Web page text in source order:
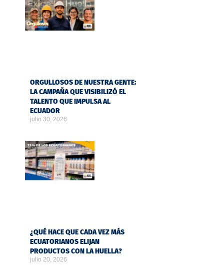
ORGULLOSOS DE NUESTRA GENTE:
LA CAMPAÑA QUE VISIBILIZÓ EL
TALENTO QUE IMPULSA AL
ECUADOR
julio 30, 2026
¿QUÉ HACE QUE CADA VEZ MÁS
ECUATORIANOS ELIJAN
PRODUCTOS CON LA HUELLA?
julio 20, 2026